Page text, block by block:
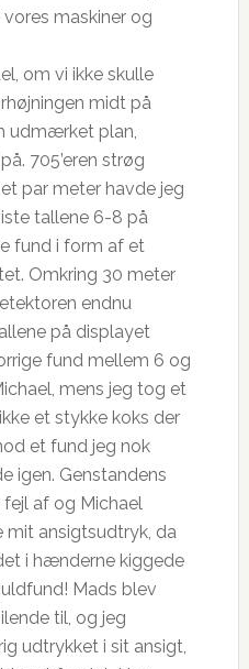
maskiner og
om vi ikke skulle
midt på
udmærket plan,
705’eren strøg
par meter havde jeg
tallene 6-8 på
fund i form af et
Omkring 30 meter
endnu
på displayet
fund mellem 6 og
mens jeg tog et
et stykke koks der
et fund jeg nok
igen. Genstandens
af og Michael
mit ansigtsudtryk, da
i hænderne kiggede
Mads blev
til, og jeg
udtrykket i sit ansigt,